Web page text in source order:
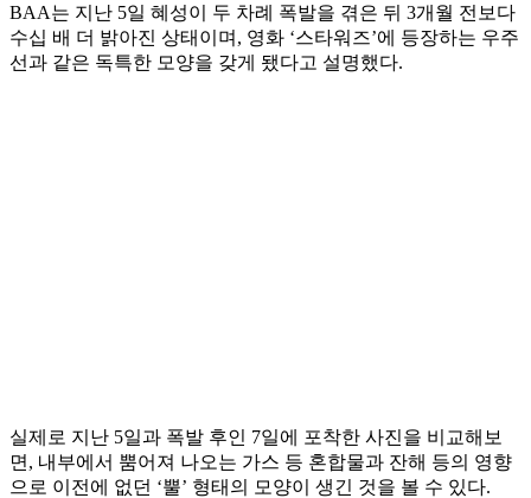
BAA는 지난 5일 혜성이 두 차례 폭발을 겪은 뒤 3개월 전보다
수십 배 더 밝아진 상태이며, 영화 ‘스타워즈’에 등장하는 우주
선과 같은 독특한 모양을 갖게 됐다고 설명했다.
실제로 지난 5일과 폭발 후인 7일에 포착한 사진을 비교해보
면, 내부에서 뿜어져 나오는 가스 등 혼합물과 잔해 등의 영향
으로 이전에 없던 ‘뿔’ 형태의 모양이 생긴 것을 볼 수 있다.